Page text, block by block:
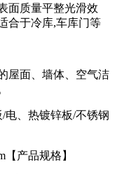
面质量平整光滑效
合于冷库,车库门等
面、墙体、空气洁
/电、热镀锌板/不锈钢
产品规格】